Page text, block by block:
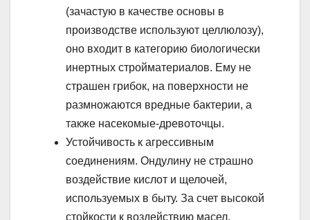
(зачастую в качестве основы в
производстве используют целлюлозу),
оно входит в категорию биологически
инертных стройматериалов. Ему не
страшен грибок, на поверхности не
размножаются вредные бактерии, а
также насекомые-древоточцы.
Устойчивость к агрессивным
соединениям. Ондулину не страшно
воздействие кислот и щелочей,
используемых в быту. За счет высокой
стойкости к воздействию масел,